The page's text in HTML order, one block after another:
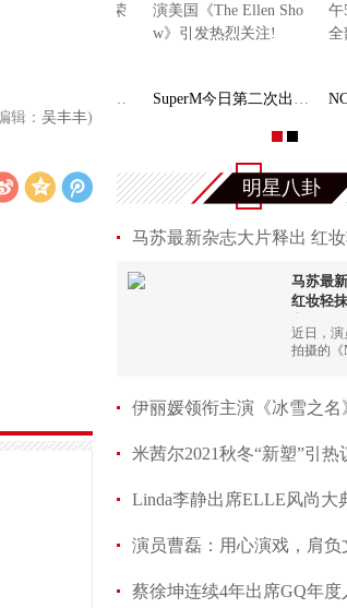
辑： 吴丰丰)
“Double Million Seller”NCT DREAM专辑《味 (
明星八卦
马苏最
红妆轻
近日，演
拍摄的《
妆容演绎
设计的白
品，光影